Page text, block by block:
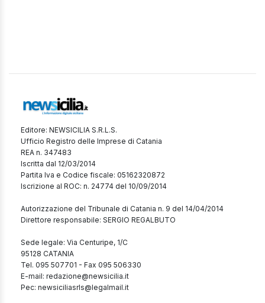
Editore: NEWSICILIA S.R.L.S.
Ufficio Registro delle Imprese di Catania
REA n. 347483
Iscritta dal 12/03/2014
Partita Iva e Codice fiscale: 05162320872
Iscrizione al ROC: n. 24774 del 10/09/2014
Autorizzazione del Tribunale di Catania n. 9 del 14/04/2014
Direttore responsabile: SERGIO REGALBUTO
Sede legale: Via Centuripe, 1/C
95128 CATANIA
Tel. 095 507701 - Fax 095 506330
E-mail: redazione@newsicilia.it
Pec: newsiciliasrls@legalmail.it